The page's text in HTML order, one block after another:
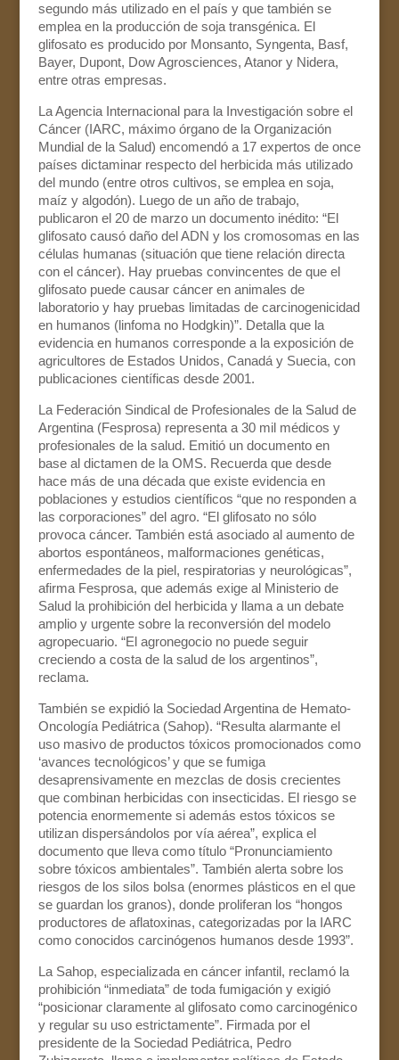
segundo más utilizado en el país y que también se
emplea en la producción de soja transgénica. El
glifosato es producido por Monsanto, Syngenta, Basf,
Bayer, Dupont, Dow Agrosciences, Atanor y Nidera,
entre otras empresas.
La Agencia Internacional para la Investigación sobre el
Cáncer (IARC, máximo órgano de la Organización
Mundial de la Salud) encomendó a 17 expertos de once
países dictaminar respecto del herbicida más utilizado
del mundo (entre otros cultivos, se emplea en soja,
maíz y algodón). Luego de un año de trabajo,
publicaron el 20 de marzo un documento inédito: “El
glifosato causó daño del ADN y los cromosomas en las
células humanas (situación que tiene relación directa
con el cáncer). Hay pruebas convincentes de que el
glifosato puede causar cáncer en animales de
laboratorio y hay pruebas limitadas de carcinogenicidad
en humanos (linfoma no Hodgkin)”. Detalla que la
evidencia en humanos corresponde a la exposición de
agricultores de Estados Unidos, Canadá y Suecia, con
publicaciones científicas desde 2001.
La Federación Sindical de Profesionales de la Salud de
Argentina (Fesprosa) representa a 30 mil médicos y
profesionales de la salud. Emitió un documento en
base al dictamen de la OMS. Recuerda que desde
hace más de una década que existe evidencia en
poblaciones y estudios científicos “que no responden a
las corporaciones” del agro. “El glifosato no sólo
provoca cáncer. También está asociado al aumento de
abortos espontáneos, malformaciones genéticas,
enfermedades de la piel, respiratorias y neurológicas”,
afirma Fesprosa, que además exige al Ministerio de
Salud la prohibición del herbicida y llama a un debate
amplio y urgente sobre la reconversión del modelo
agropecuario. “El agronegocio no puede seguir
creciendo a costa de la salud de los argentinos”,
reclama.
También se expidió la Sociedad Argentina de Hemato-
Oncología Pediátrica (Sahop). “Resulta alarmante el
uso masivo de productos tóxicos promocionados como
‘avances tecnológicos’ y que se fumiga
desaprensivamente en mezclas de dosis crecientes
que combinan herbicidas con insecticidas. El riesgo se
potencia enormemente si además estos tóxicos se
utilizan dispersándolos por vía aérea”, explica el
documento que lleva como título “Pronunciamiento
sobre tóxicos ambientales”. También alerta sobre los
riesgos de los silos bolsa (enormes plásticos en el que
se guardan los granos), donde proliferan los “hongos
productores de aflatoxinas, categorizadas por la IARC
como conocidos carcinógenos humanos desde 1993”.
La Sahop, especializada en cáncer infantil, reclamó la
prohibición “inmediata” de toda fumigación y exigió
“posicionar claramente al glifosato como carcinogénico
y regular su uso estrictamente”. Firmada por el
presidente de la Sociedad Pediátrica, Pedro